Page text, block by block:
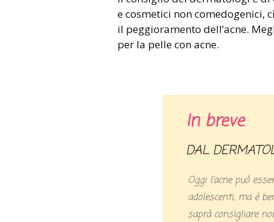
e cosmetici non comedogenici,
il peggioramento dell’acne.
per la pelle con acne.
In breve
DAL
Oggi l’acne può
adolescenti, ma è
saprà consigliare